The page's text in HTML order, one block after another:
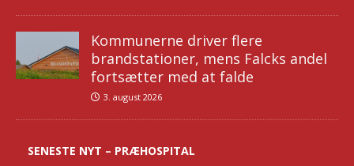
Kommunerne driver flere
brandstationer, mens Falcks andel
fortsætter med at falde
3. august 2026
SENESTE NYT – PRÆHOSPITAL